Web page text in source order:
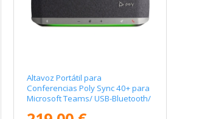
Altavoz Portátil para
Conferencias Poly Sync 40+ para
Microsoft Teams/ USB-Bluetooth/